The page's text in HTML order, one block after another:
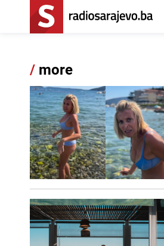
/ more